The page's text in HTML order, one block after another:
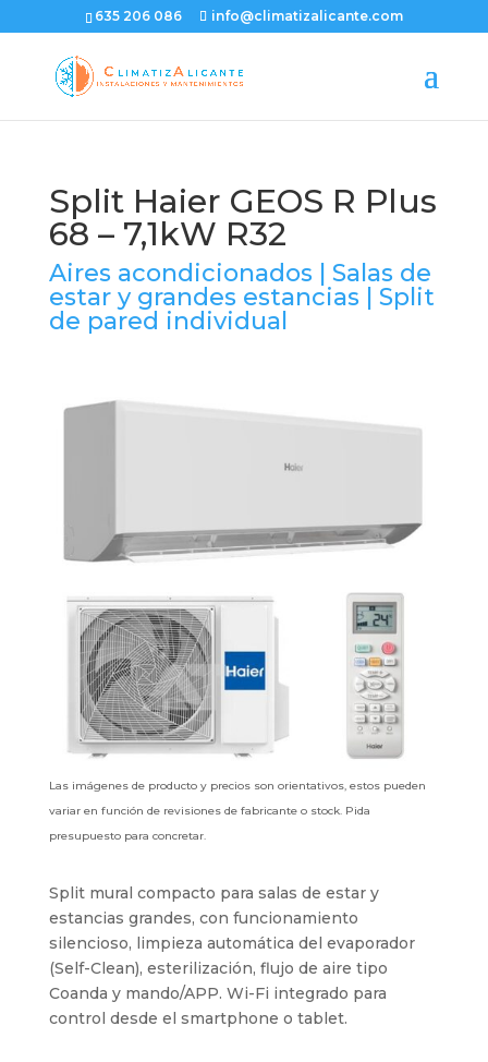
635 206 086 info@climatizalicante.com
Split Haier GEOS R Plus
68 – 7,1kW R32
Aires acondicionados
Salas de
estar y grandes estancias
Split
de pared individual
Las imágenes de producto y precios son orientativos, estos pueden
variar en función de revisiones de fabricante o stock. Pida
presupuesto para concretar.
Split mural compacto para salas de estar y
estancias grandes, con funcionamiento
silencioso, limpieza automática del evaporador
(Self-Clean), esterilización, flujo de aire tipo
Coanda y mando/APP. Wi-Fi integrado para
control desde el smartphone o tablet.